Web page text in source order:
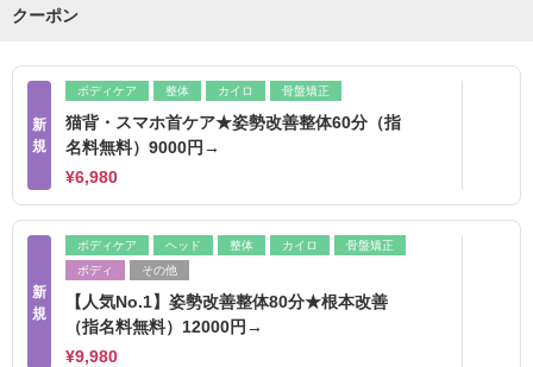
クーポン
新
規
ボディケア 整体 カイロ 骨盤矯正
猫背・スマホ首ケア★姿勢改善整体60分（指
名料無料）9000円→
¥6,980
新
規
ボディケア ヘッド 整体 カイロ
骨盤矯正
ボディ
その他
【人気No.1】姿勢改善整体80分★根本改善
（指名料無料）12000円→
¥9,980